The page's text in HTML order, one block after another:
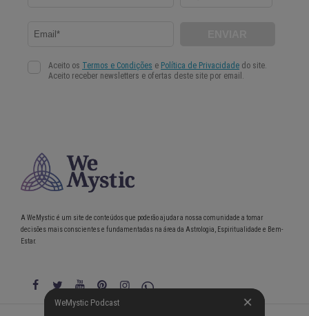
WeMystic Podcast
A WeMystic é um site de conteúdos que poderão ajudar a nossa comunidade a tomar
decisões mais conscientes e fundamentadas na área da Astrologia, Espiritualidade e Bem-
Estar.
WeMystic Podcast